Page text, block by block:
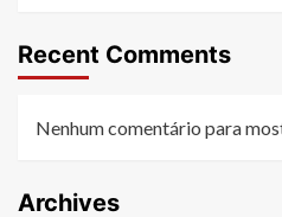
Recent Comments
Nenhum comentário para
Archives